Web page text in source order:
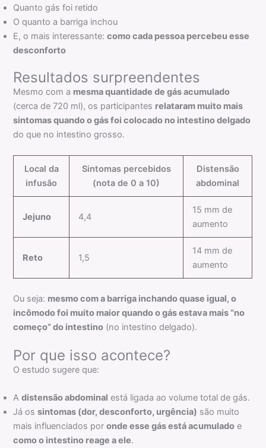
Quanto gás foi retido
O quanto a barriga inchou
E, o mais interessante:como cada pessoa percebeu esse
desconforto
Resultados surpreendentes
Mesmo com a mesma quantidade de gás acumulado
(cerca de 720 ml), os participantes relataram muito mais
sintomas quando o gás foi colocado no intestino delgado
do que no intestino grosso.
Local da
infusão
Sintomas percebidos
(nota de 0 a 10)
Distensão
abdominal
Jejuno 4,4
15 mm de
aumento
Reto 1,5
14 mm de
aumento
Ou seja: mesmo com a barriga inchando quase igual, o
incômodo foi muito maior quando o gás estava mais “no
começo” do intestino (no intestino delgado).
Por que isso acontece?
O estudo sugere que:
Adistensão abdominal está ligada ao volume total de gás.
Já ossintomas (dor, desconforto, urgência) são muito
mais influenciados poronde esse gás está acumulado e
como o intestino reage a ele.